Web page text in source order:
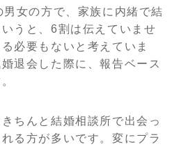
女の方で、家族に内緒で結
うと、6割は伝えていませ
必要もないと考えていま
退会した際に、報告ベース
ちんと結婚相談所で出会っ
る方が多いです。変にプラ